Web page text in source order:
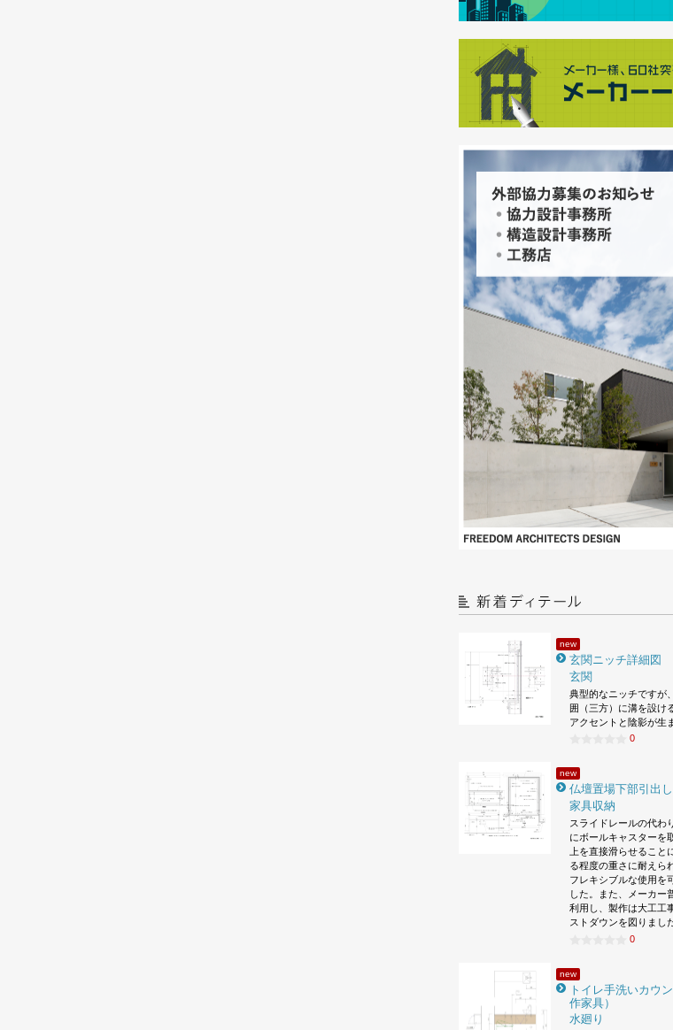
new
玄関ニッチ詳細図
玄関
典型的なニッチですが
囲（三方）に溝を設け
アクセントと陰影が生
0
new
仏壇置場下部引出
家具収納
スライドレールの代わ
にボールキャスターを
上を直接滑らせること
る程度の重さに耐えら
フレキシブルな使用を
した。また、メーカー
利用し、製作は大工工
ストダウンを図りまし
0
new
トイレ手洗いカウ
作家具）
水廻り